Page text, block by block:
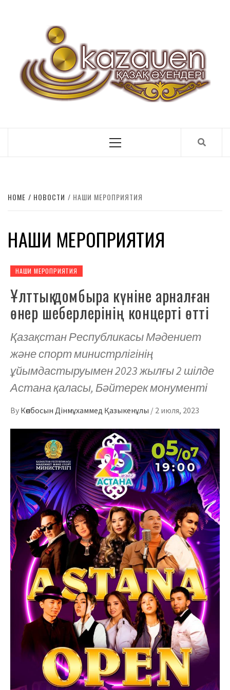
Menu
HOME НОВОСТИ НАШИ МЕРОПРИЯТИЯ
НАШИ МЕРОПРИЯТИЯ
НАШИ МЕРОПРИЯТИЯ
Ұлттық домбыра күніне арналған
өнер шеберлерінің концерті өтті
Қазақстан Республикасы Мәдениет
және спорт министрлігінің
ұйымдастыруымен 2023 жылғы 2 шілде
Астана қаласы, Бәйтерек монументі
By Көпбосын Дінмұхаммед Қазыкенұлы / 2 июля, 2023